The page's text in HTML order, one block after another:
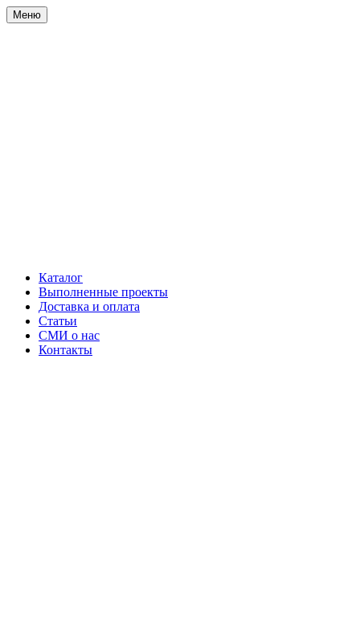
Меню
Каталог
Выполненные проекты
Доставка и оплата
Статьи
СМИ о нас
Контакты